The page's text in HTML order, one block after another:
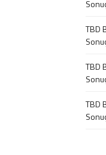
TBD
TBD
TBD